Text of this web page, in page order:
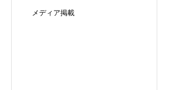
メディア掲載